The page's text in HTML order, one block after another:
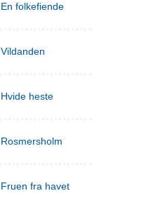
En folkefiende
Vildanden
Hvide heste
Rosmersholm
Fruen fra havet